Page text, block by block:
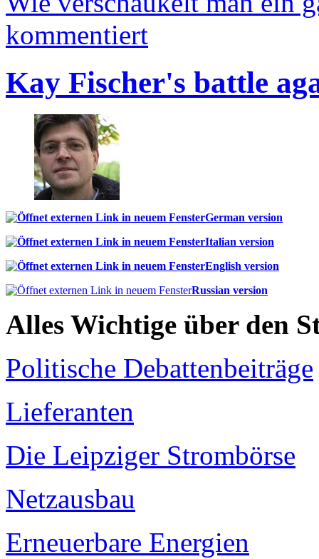
kommentiert
Kay Fischer's battle
German version
Italian version
English version
Russian version
Alles Wichtige über den
Politische Debattenbeiträge
Lieferanten
Die Leipziger Strombörse
Netzausbau
Erneuerbare Energien